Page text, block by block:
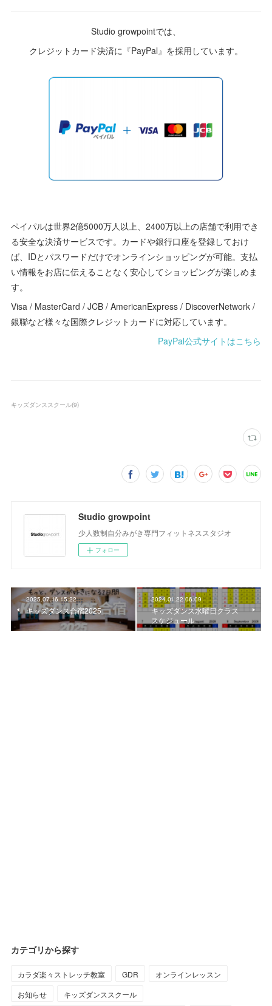
Studio growpointでは、
クレジットカード決済に『PayPal』を採用しています。
ペイパルは世界2億5000万人以上、2400万以上の店舗で利用でき
る安全な決済サービスです。カードや銀行口座を登録しておけ
ば、IDとパスワードだけでオンラインショッピングが可能。支払
い情報をお店に伝えることなく安心してショッピングが楽しめま
す。
Visa / MasterCard / JCB / AmericanExpress / DiscoverNetwork /
銀聯など様々な国際クレジットカードに対応しています。
PayPal公式サイトはこちら
キッズダンススクール(9)
Studio growpoint
少人数制自分みがき専門フィットネススタジオ
フォロー
2025.07.16 15:22
キッズダンス合宿2025
2024.01.22 06:09
キッズダンス水曜日クラス
スケジュール
カテゴリから探す
カラダ楽々ストレッチ教室 GDR
オンラインレッスン
お知らせ
キッズダンススクール